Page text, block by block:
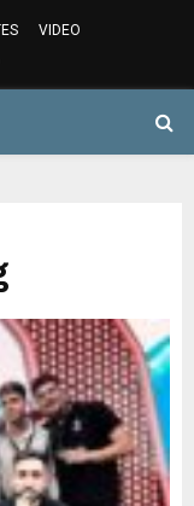
VIDEO